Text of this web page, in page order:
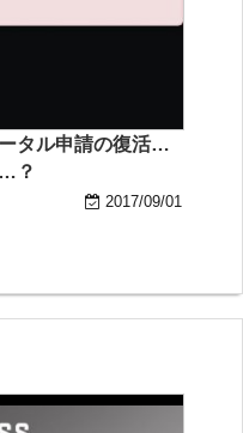
タル申請の復活…
？
2017/09/01